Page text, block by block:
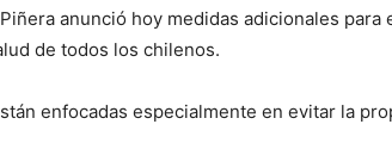
anunció hoy medidas adicionales
de todos los chilenos.
enfocadas especialmente en evitar la